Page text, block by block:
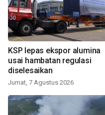
KSP lepas ekspor alumina
usai hambatan regulasi
diselesaikan
Jumat, 7 Agustus 2026